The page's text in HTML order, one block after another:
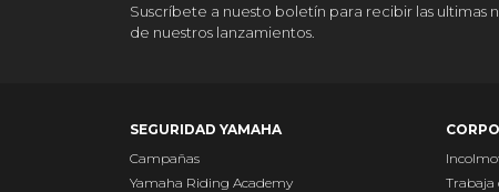
Suscríbete a nuesto boletín para recibir las ultimas
de nuestros lanzamientos.
SEGURIDAD YAMAHA
Campañas
Yamaha Riding Academy
Trabaja